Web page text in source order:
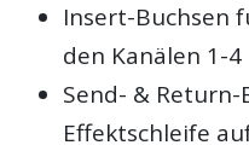
Insert-Buchsen
den Kanälen 1-4
Send- &
Effektschleife